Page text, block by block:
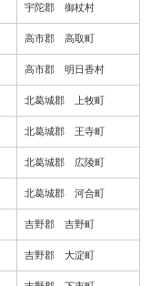
宇陀郡 御杖村
高市郡 高取町
高市郡 明日香村
北葛城郡 上牧町
北葛城郡 王寺町
北葛城郡 広陵町
北葛城郡 河合町
吉野郡 吉野町
吉野郡 大淀町